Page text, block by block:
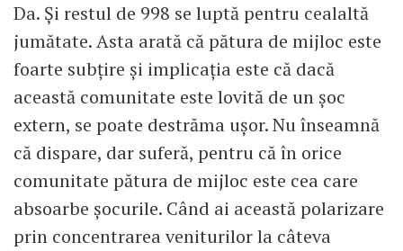
Da. Și restul de 998 se luptă pentru cealaltă
jumătate. Asta arată că pătura de mijloc este
foarte subțire și implicația este că dacă
această comunitate este lovită de un șoc
extern, se poate destrăma ușor. Nu înseamnă
că dispare, dar suferă, pentru că în orice
comunitate pătura de mijloc este cea care
absoarbe șocurile. Când ai această polarizare
prin concentrarea veniturilor la câteva